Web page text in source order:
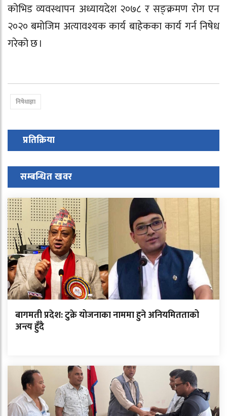
कोभिड व्यवस्थापन अध्यायदेश २०७८ र सङ्क्रमण रोग एन
२०२० बमोजिम अत्यावश्यक कार्य बाहेकका कार्य गर्न निषेध
गरेको छ ।
निषेधाज्ञा
प्रतिक्रिया
सम्बन्धित खवर
बागमती प्रदेश: टुक्रे योजनाका नाममा हुने अनियमितताको
अन्त्य हुँदै